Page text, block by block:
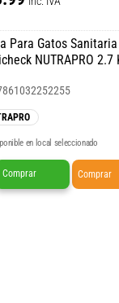
Para Gatos Sanitaria
NUTRAPRO 2.7
en local seleccionado
Comprar Comprar